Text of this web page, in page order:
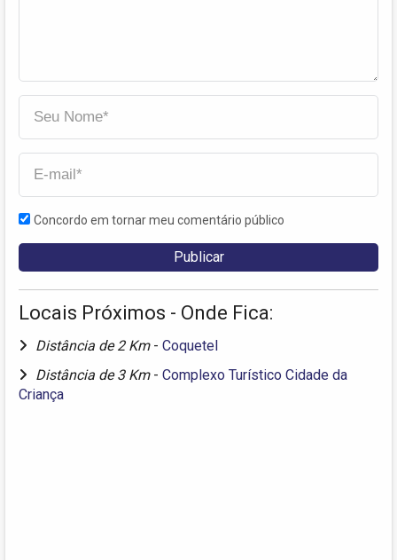
Concordo em tornar meu comentário público
Locais Próximos - Onde Fica:
Distância de 2 Km - Coquetel
Distância de 3 Km - Complexo Turístico Cidade da
Criança